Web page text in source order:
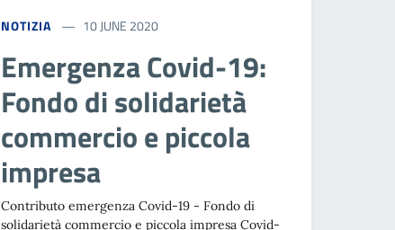
NOTIZIA 10 JUNE 2020
Emergenza Covid-19:
Fondo di solidarietà
commercio e piccola
impresa
Contributo emergenza Covid-19 - Fondo di
solidarietà commercio e piccola impresa Covid-